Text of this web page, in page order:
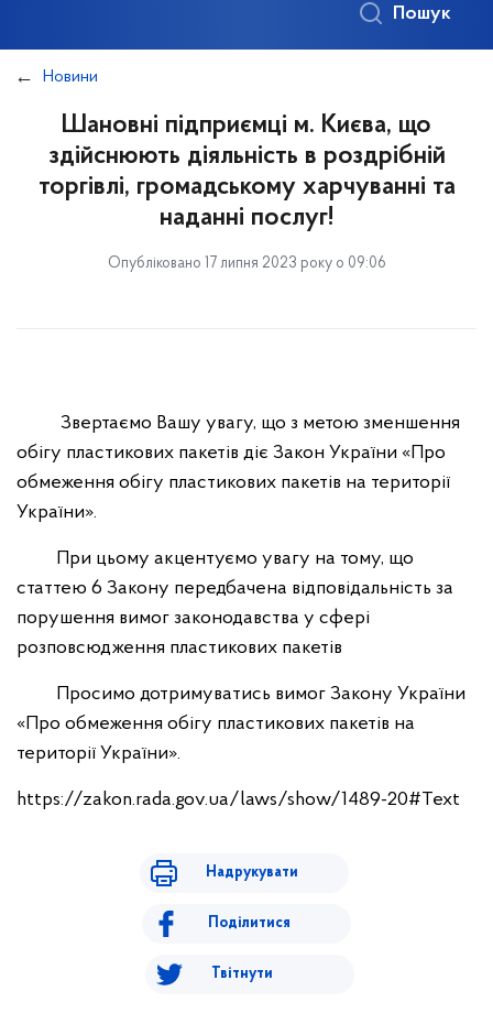
Пошук
Новини
Шановні підприємці м. Києва, що
здійснюють діяльність в роздрібній
торгівлі, громадському харчуванні та
наданні послуг!
Опубліковано 17 липня 2023 року о 09:06
Звертаємо Вашу увагу, що з метою зменшення
обігу пластикових пакетів діє Закон України «Про
обмеження обігу пластикових пакетів на території
України».
При цьому акцентуємо увагу на тому, що
статтею 6 Закону передбачена відповідальність за
порушення вимог законодавства у сфері
розповсюдження пластикових пакетів
Просимо дотримуватись вимог Закону України
«Про обмеження обігу пластикових пакетів на
території України».
https://zakon.rada.gov.ua/laws/show/1489-20#Text
Надрукувати
Поділитися
Твітнути